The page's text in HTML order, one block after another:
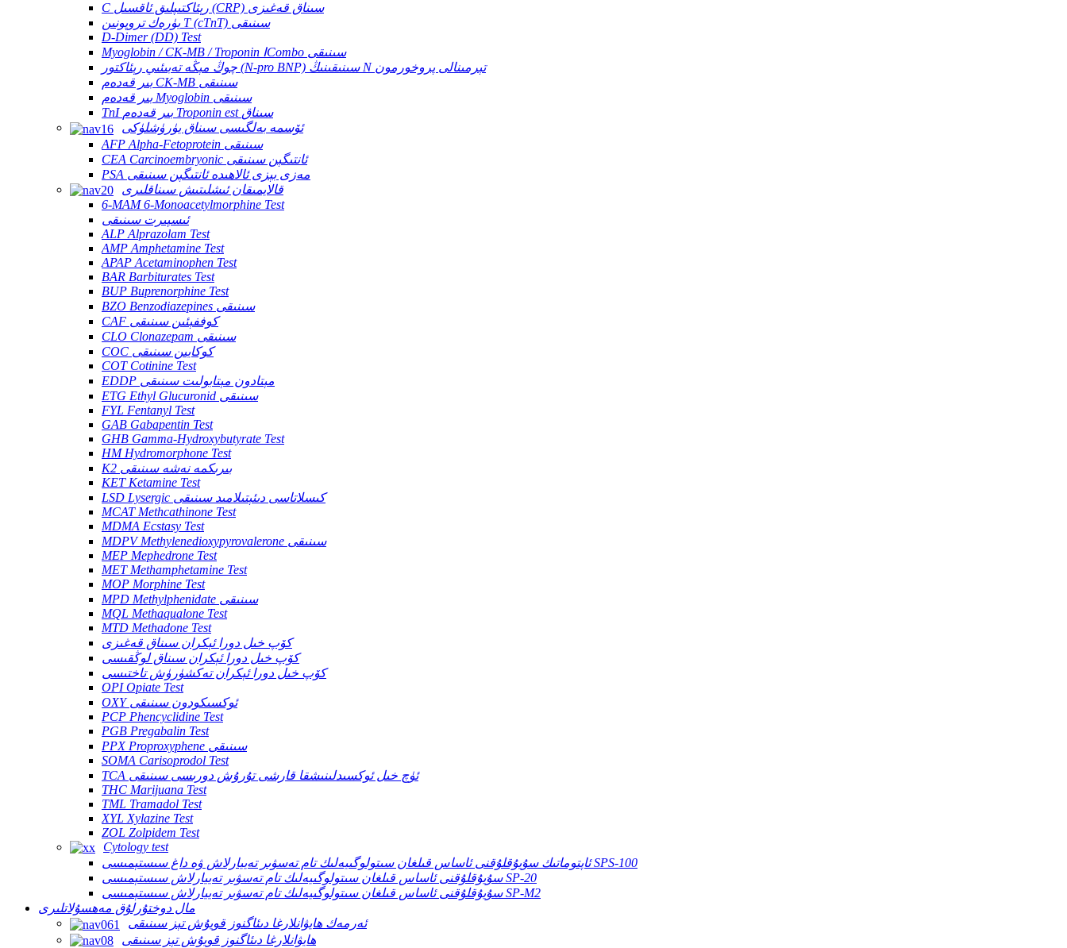
C رېئاكتىپلىق ئاقسىل (CRP) سىناق قەغىزى
يۈرەك تروپونىن T (cTnT) سىنىقى
D-Dimer (DD) Test
Myoglobin / CK-MB / Troponin ⅠCombo سىنىقى
چوڭ مېڭە تەبىئىي رېئاكتور (N-pro BNP) سىنىقىنىڭ N تېرمىنالى پروخورمون
بىر قەدەم CK-MB سىنىقى
بىر قەدەم Myoglobin سىنىقى
TnI بىر قەدەم Troponin est سىناق
ئۆسمە بەلگىسى سىناق يۈرۈشلۈكى
AFP Alpha-Fetoprotein سىنىقى
CEA Carcinoembryonic ئانتىگېن سىنىقى
PSA مەزى بېزى ئالاھىدە ئانتىگېن سىنىقى
قالايمىقان ئىشلىتىش سىناقلىرى
6-MAM 6-Monoacetylmorphine Test
ئىسپىرت سىنىقى
ALP Alprazolam Test
AMP Amphetamine Test
APAP Acetaminophen Test
BAR Barbiturates Test
BUP Buprenorphine Test
BZO Benzodiazepines سىنىقى
CAF كوففېئىن سىنىقى
CLO Clonazepam سىنىقى
COC كوكايىن سىنىقى
COT Cotinine Test
EDDP مېتادون مېتابولىت سىنىقى
ETG Ethyl Glucuronid سىنىقى
FYL Fentanyl Test
GAB Gabapentin Test
GHB Gamma-Hydroxybutyrate Test
HM Hydromorphone Test
K2 بىرىكمە نەشە سىنىقى
KET Ketamine Test
LSD Lysergic كىسلاتاسى دىئېتىلامىد سىنىقى
MCAT Methcathinone Test
MDMA Ecstasy Test
MDPV Methylenedioxypyrovalerone سىنىقى
MEP Mephedrone Test
MET Methamphetamine Test
MOP Morphine Test
MPD Methylphenidate سىنىقى
MQL Methaqualone Test
MTD Methadone Test
كۆپ خىل دورا ئېكران سىناق قەغىزى
كۆپ خىل دورا ئېكران سىناق لوڭقىسى
كۆپ خىل دورا ئېكران تەكشۈرۈش تاختىسى
OPI Opiate Test
OXY ئوكسىكودون سىنىقى
PCP Phencyclidine Test
PGB Pregabalin Test
PPX Proproxyphene سىنىقى
SOMA Carisoprodol Test
TCA ئۈچ خىل ئوكسىدلىنىشقا قارشى تۇرۇش دورىسى سىنىقى
THC Marijuana Test
TML Tramadol Test
XYL Xylazine Test
ZOL Zolpidem Test
Cytology test
ئاپتوماتىك سۇيۇقلۇقنى ئاساس قىلغان سىتولوگىيەلىك تام تەسۋىر تەييارلاش ۋە داغ سىستېمىسى SPS-100
سۇيۇقلۇقنى ئاساس قىلغان سىتولوگىيەلىك تام تەسۋىر تەييارلاش سىستېمىسى SP-20
سۇيۇقلۇقنى ئاساس قىلغان سىتولوگىيەلىك تام تەسۋىر تەييارلاش سىستېمىسى SP-M2
مال دوختۇرلۇق مەھسۇلاتلىرى
ئەرمەك ھايۋانلارغا دىئاگنوز قويۇش تېز سىنىقى
ھايۋانلارغا دىئاگنوز قويۇش تېز سىنىقى